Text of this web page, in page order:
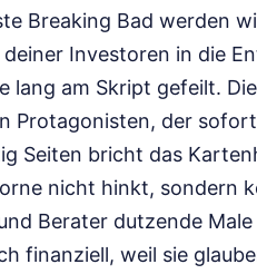
Breaking Bad werden
deiner Investoren in die
lang am Skript gefeilt.
Protagonisten, der
Seiten bricht das
nicht hinkt, sondern
Berater dutzende
finanziell, weil sie